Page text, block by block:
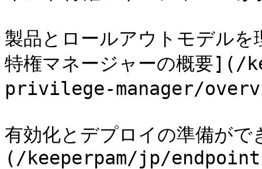
製品とロールアウトモデル
特権マネージャーの概要
privilege-manager/
有効化とデプロイの準備が
(/keeperpam/jp/